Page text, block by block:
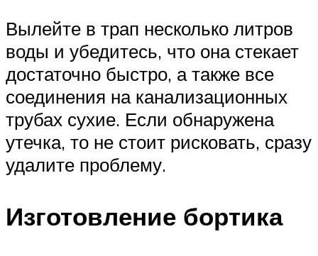
Вылейте в трап несколько литров
воды и убедитесь, что она стекает
достаточно быстро, а также все
соединения на канализационных
трубах сухие. Если обнаружена
утечка, то не стоит рисковать, сразу
удалите проблему.
Изготовление бортика